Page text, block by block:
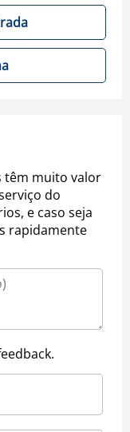
têm muito valor
do
e caso seja
rapidamente